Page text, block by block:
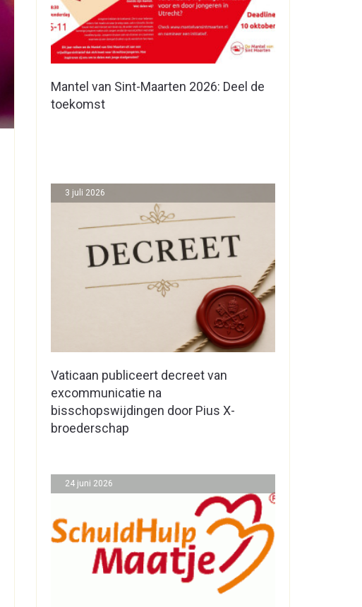
Mantel van Sint-Maarten 2026: Deel de
toekomst
Vaticaan publiceert decreet van
excommunicatie na
bisschopswijdingen door Pius X-
broederschap
3 juli 2026
24 juni 2026